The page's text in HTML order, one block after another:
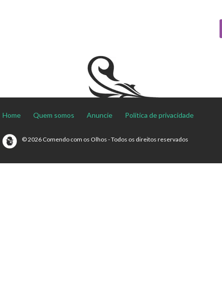
Home Quem somos Anuncie Política de privacidade
© 2026 Comendo com os Olhos - Todos os direitos reservados